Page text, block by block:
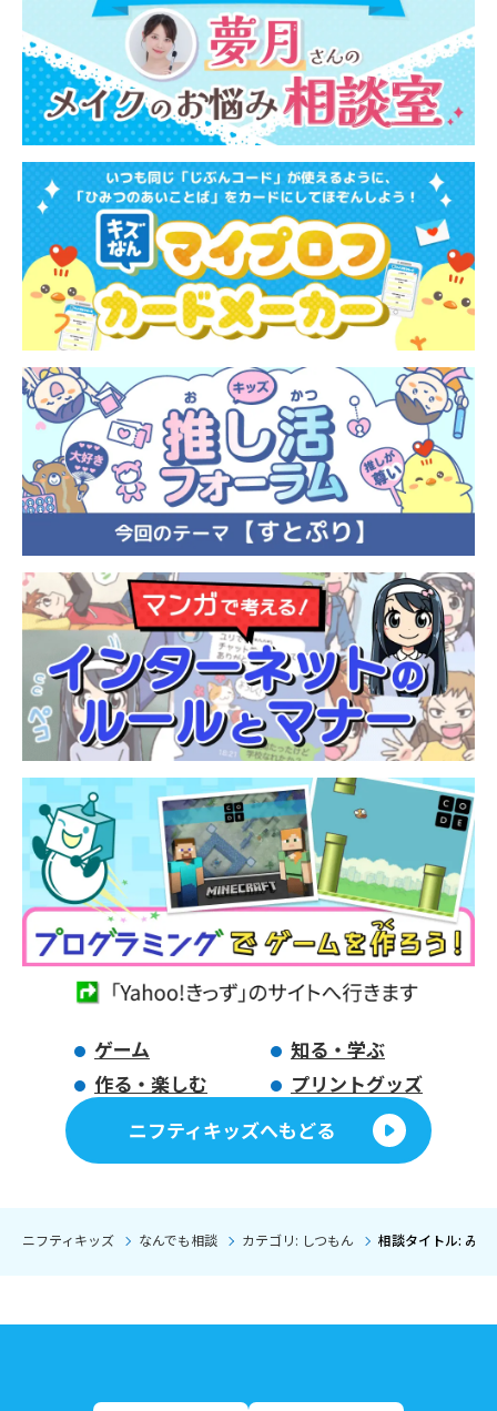
ゲーム
知る・学ぶ
作る・楽しむ
プリントグッズ
ニフティキッズへもどる
ニフティキッズ なんでも相談 カテゴリ: しつもん 相談タイトル: みん